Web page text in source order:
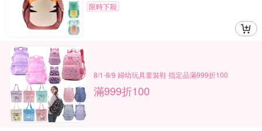
限時下殺
8/1-8/9 婦幼玩具童裝鞋 指定品滿999折100
滿999折100